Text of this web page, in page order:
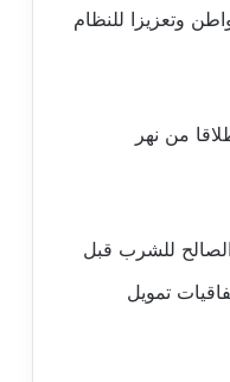
وتعزيزا للنظام
من نهر
للشرب قبل
تمويل